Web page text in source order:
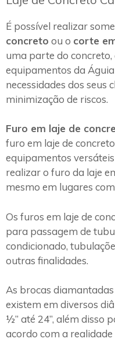
É possível realizar
concreto ou o corte
uma parte do
equipamentos da
necessidades dos seus
minimização de riscos.
Furo em laje de
furo em laje de
equipamentos
realizar o furo da laje
mesmo em lugares
Os furos em laje de
para passagem de
condicionado,
outras finalidades.
As brocas
existem em diversos
½” até 24”, além disso
acordo com a realidade